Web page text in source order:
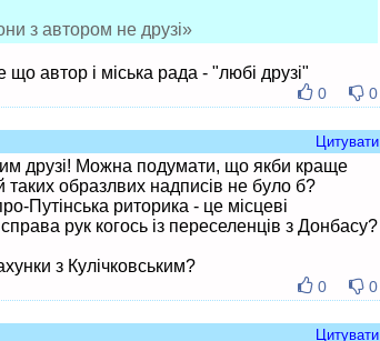
з автором не друзі»
автор і міська рада - "любі друзі"
0 0
Цитувати
друзі! Можна подумати, що якби краще
таких образлвих надписів не було б?
Путінська риторика - це місцеві
рук когось із переселенців з Донбасу?
з Кулічковським?
0 0
Цитувати